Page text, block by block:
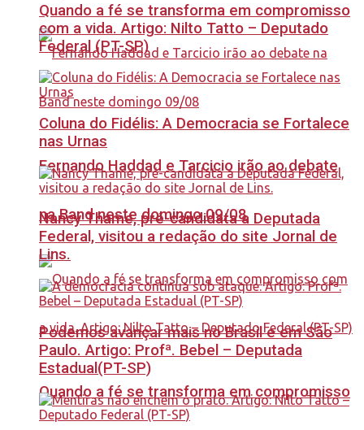
Fernando Haddad e Tarcicio irão ao debate
na Band neste domingo 09/08
Quando a fé se transforma em compromisso
Quando a fé se transforma em compromisso
com a vida. Artigo: Nilto Tatto – Deputado
Federal (PT-SP)
Coluna do Fidélis: A Democracia se Fortalece
nas Urnas
Nancy Thame, pré-candidata a Deputada
Federal, visitou a redação do site Jornal de
Lins.
Podemos avançar mais no Brasil e em São
Paulo. Artigo: Profª. Bebel – Deputada
Estadual(PT-SP)